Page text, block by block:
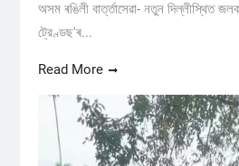
অসম ৰঙিলী বাৰ্ত্তাসেৱা- নতুন দিল্লীস্থিত
ট্রেণ্ডছ'ৰ...
Read More